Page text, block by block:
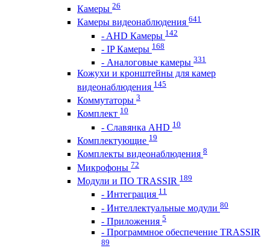
Камеры 26
Камеры видеонаблюдения 641
- AHD Камеры 142
- IP Камеры 168
- Аналоговые камеры 331
Кожухи и кронштейны для камер
видеонаблюдения 145
Коммутаторы 3
Комплект 10
- Славянка AHD 10
Комплектующие 19
Комплекты видеонаблюдения 8
Микрофоны 72
Модули и ПО TRASSIR 189
- Интеграция 11
- Интеллектуальные модули 80
- Приложения 5
- Программное обеспечение TRASSIR
89